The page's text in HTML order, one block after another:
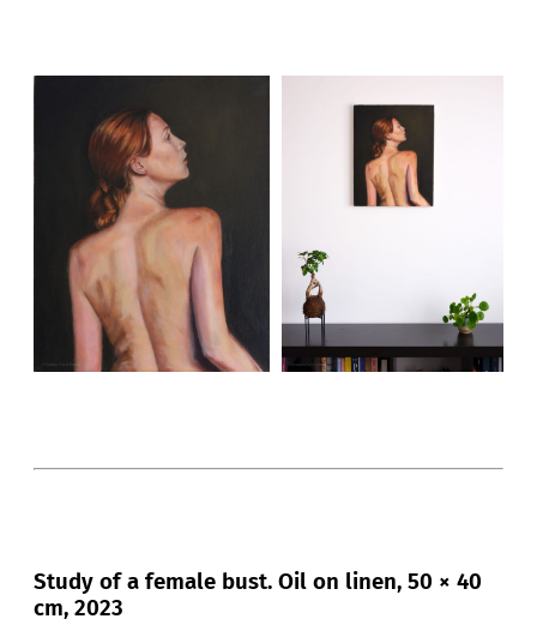
Study of a female bust. Oil on linen, 50 × 40
cm, 2023